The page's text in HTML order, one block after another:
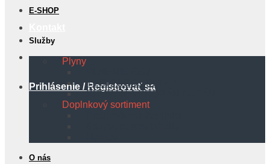
Prihlásenie / Registrovať sa
E-SHOP
Služby
Plyny
TECHNICKÉ PLYNY
PROPÁN A PROPÁN BUTÁN
Doplnkový sortiment
O nás